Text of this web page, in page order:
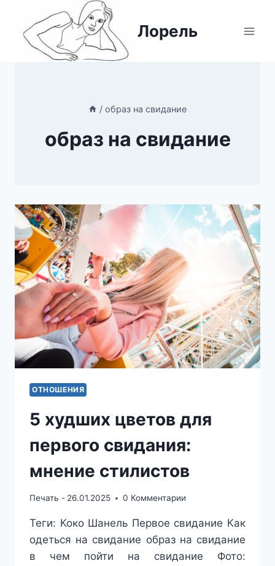
содержимому
Лорель
/ образ на свидание
образ на свидание
ОТНОШЕНИЯ
5 худших цветов для
первого свидания:
мнение стилистов
Печать - 26.01.2025 0 Комментарии
Теги: Коко Шанель Первое свидание Как
одеться на свидание образ на свидание
в чем пойти на свидание Фото: